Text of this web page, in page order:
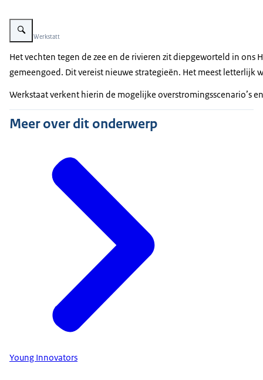
Vergroot afbeelding Werkstatt
Beeld: © Werkstatt
Het vechten tegen de zee en de rivieren zit diepgeworteld in
gemeengoed. Dit vereist nieuwe strategieën. Het meest letterlijk
Werkstaat verkent hierin de mogelijke overstromingsscenario’s
Meer over dit onderwerp
Young Innovators